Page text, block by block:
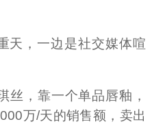
天，一边是社交媒体喧
丝，靠一个单品唇釉，
万/天的销售额，卖出